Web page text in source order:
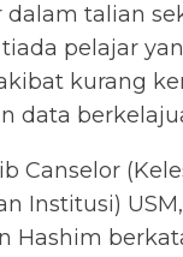
dalam talian
pelajar
kurang
data
Canselor
Institusi)
Hashim